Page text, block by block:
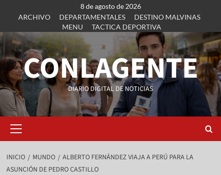
8 de agosto de 2026
ARCHIVO
DEPARTAMENTALES
DESTINO MALVINAS
MENU
TACTICA DEPORTIVA
CONLAGENTE
DIARIO DIGITAL DE NOTICIAS
INICIO MUNDO
ALBERTO FERNÁNDEZ VIAJA A PERÚ PARA LA
ASUNCIÓN DE PEDRO CASTILLO